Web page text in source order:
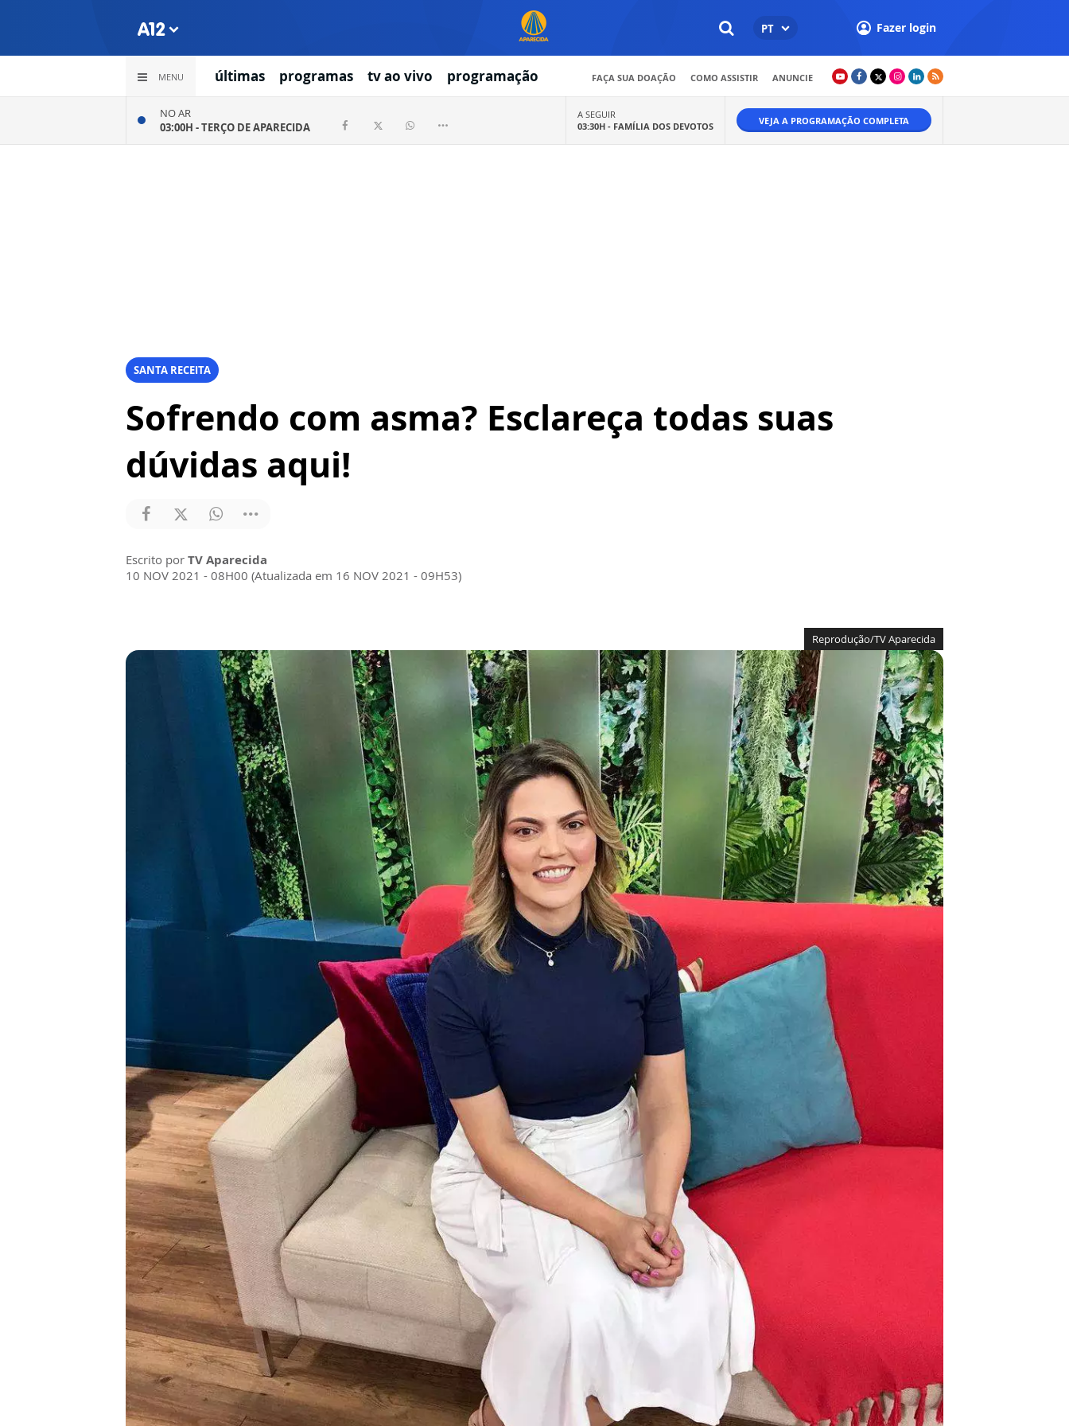
PT Fazer login
MENU últimas programas tv ao vivo programação FAÇA SUA DOAÇÃO COMO ASSISTIR ANUNCIE
NO AR
03:00H -TERÇO DE APARECIDA
A SEGUIR
03:30H - FAMÍLIA DOS DEVOTOS VEJA A PROGRAMAÇÃO COMPLETA
SANTA RECEITA
Sofrendo com asma? Esclareça todas suas
dúvidas aqui!
Escrito por TV Aparecida
10 NOV 2021 - 08H00 (Atualizada em 16 NOV 2021 - 09H53)
Reprodução/TV Aparecida